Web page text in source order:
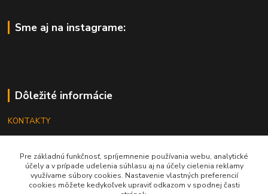
Sme aj na instagrame:
Dôležité informácie
KONTAKTY
REKLAMÁCIE
KATALÓGY
Pre základnú funkčnosť, spríjemnenie používania webu, analytické
účely a v prípade udelenia súhlasu aj na účely cielenia reklamy
využívame súbory cookies. Nastavenie vlastných preferencií
cookies môžete kedykoľvek upraviť odkazom v spodnej časti